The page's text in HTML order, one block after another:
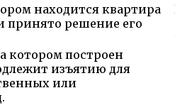
находится квартира
решение его
котором построен
изъятию для
или